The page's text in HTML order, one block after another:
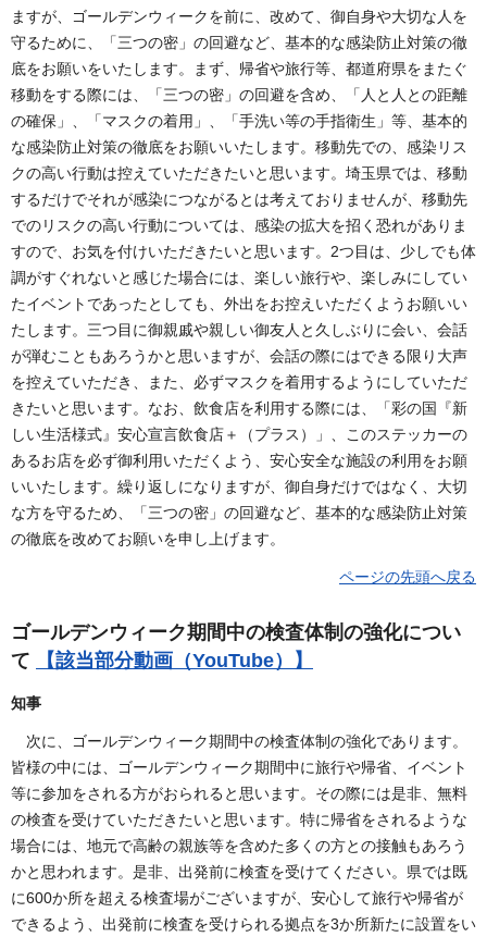
ますが、ゴールデンウィークを前に、改めて、御自身や大切な人を
守るために、「三つの密」の回避など、基本的な感染防止対策の徹
底をお願いをいたします。まず、帰省や旅行等、都道府県をまたぐ
移動をする際には、「三つの密」の回避を含め、「人と人との距離
の確保」、「マスクの着用」、「手洗い等の手指衛生」等、基本的
な感染防止対策の徹底をお願いいたします。移動先での、感染リス
クの高い行動は控えていただきたいと思います。埼玉県では、移動
するだけでそれが感染につながるとは考えておりませんが、移動先
でのリスクの高い行動については、感染の拡大を招く恐れがありま
すので、お気を付けいただきたいと思います。2つ目は、少しでも体
調がすぐれないと感じた場合には、楽しい旅行や、楽しみにしてい
たイベントであったとしても、外出をお控えいただくようお願いい
たします。三つ目に御親戚や親しい御友人と久しぶりに会い、会話
が弾むこともあろうかと思いますが、会話の際にはできる限り大声
を控えていただき、また、必ずマスクを着用するようにしていただ
きたいと思います。なお、飲食店を利用する際には、「彩の国『新
しい生活様式』安心宣言飲食店＋（プラス）」、このステッカーの
あるお店を必ず御利用いただくよう、安心安全な施設の利用をお願
いいたします。繰り返しになりますが、御自身だけではなく、大切
な方を守るため、「三つの密」の回避など、基本的な感染防止対策
の徹底を改めてお願いを申し上げます。
ページの先頭へ戻る
ゴールデンウィーク期間中の検査体制の強化につい
て
【該当部分動画（YouTube）】
知事
次に、ゴールデンウィーク期間中の検査体制の強化であります。
皆様の中には、ゴールデンウィーク期間中に旅行や帰省、イベント
等に参加をされる方がおられると思います。その際には是非、無料
の検査を受けていただきたいと思います。特に帰省をされるような
場合には、地元で高齢の親族等を含めた多くの方との接触もあろう
かと思われます。是非、出発前に検査を受けてください。県では既
に600か所を超える検査場がございますが、安心して旅行や帰省が
できるよう、出発前に検査を受けられる拠点を3か所新たに設置をい